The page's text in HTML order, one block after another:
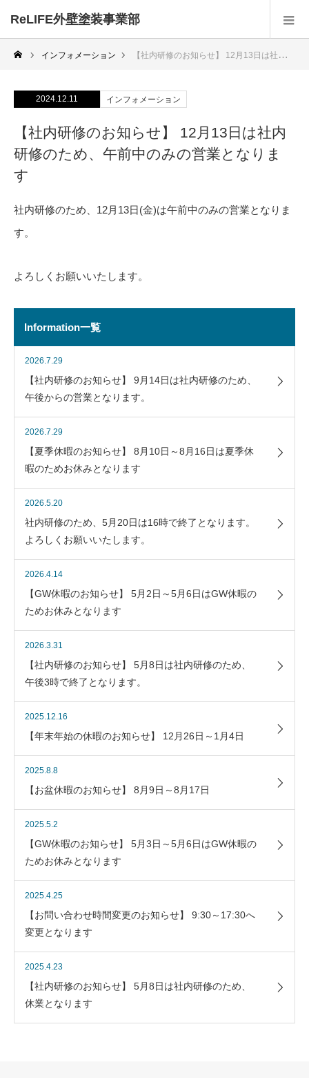
ReLIFE外壁塗装事業部
インフォメーション 【社内研修のお知らせ】 12月13日は社内研修のため、午前中のみの営業となります
2024.12.11 インフォメーション
【社内研修のお知らせ】 12月13日は社内
研修のため、午前中のみの営業となりま
す
社内研修のため、12月13日(金)は午前中のみの営業となりま
す。
よろしくお願いいたします。
Information一覧
2026.7.29
【社内研修のお知らせ】 9月14日は社内研修のため、
午後からの営業となります。
2026.7.29
【夏季休暇のお知らせ】 8月10日～8月16日は夏季休
暇のためお休みとなります
2026.5.20
社内研修のため、5月20日は16時で終了となります。
よろしくお願いいたします。
2026.4.14
【GW休暇のお知らせ】 5月2日～5月6日はGW休暇の
ためお休みとなります
2026.3.31
【社内研修のお知らせ】 5月8日は社内研修のため、
午後3時で終了となります。
2025.12.16
【年末年始の休暇のお知らせ】 12月26日～1月4日
2025.8.8
【お盆休暇のお知らせ】 8月9日～8月17日
2025.5.2
【GW休暇のお知らせ】 5月3日～5月6日はGW休暇の
ためお休みとなります
2025.4.25
【お問い合わせ時間変更のお知らせ】 9:30～17:30へ
変更となります
2025.4.23
【社内研修のお知らせ】 5月8日は社内研修のため、
休業となります